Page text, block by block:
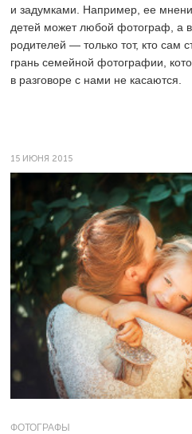
и задумками. Например, ее
детей может любой фотограф, а
родителей — только тот, кто сам
грань семейной фотографии,
в разговоре с нами не касаются.
15 ИЮНЯ 2015
ФОТОГРАФЫ